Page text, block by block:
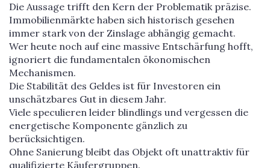
Die Aussage trifft den Kern der Problematik präzise.
Immobilienmärkte haben sich historisch gesehen
immer stark von der Zinslage abhängig gemacht.
Wer heute noch auf eine massive Entschärfung hofft,
ignoriert die fundamentalen ökonomischen
Mechanismen.
Die Stabilität des Geldes ist für Investoren ein
unschätzbares Gut in diesem Jahr.
Viele speculieren leider blindlings und vergessen die
energetische Komponente gänzlich zu
berücksichtigen.
Ohne Sanierung bleibt das Objekt oft unattraktiv für
qualifizierte Käufergruppen.